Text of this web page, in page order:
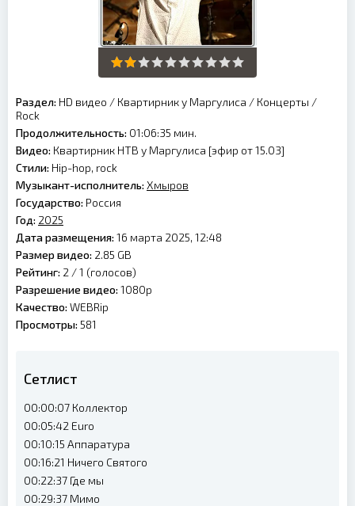
Раздел: HD видео / Квартирник у Маргулиса / Концерты /
Rock
Продолжительность: 01:06:35 мин.
Видео: Квартирник НТВ у Маргулиса [эфир от 15.03]
Стили: Hip-hop, rock
Музыкант-исполнитель: Хмыров
Государство: Россия
Год: 2025
Дата размещения: 16 марта 2025, 12:48
Размер видео: 2.85 GB
Рейтинг: 2 /1 (голосов)
Разрешение видео: 1080p
Качество: WEBRip
Просмотры: 581
Сетлист
00:00:07 Коллектор
00:05:42 Euro
00:10:15 Аппаратура
00:16:21 Ничего Святого
00:22:37 Где мы
00:29:37 Мимо